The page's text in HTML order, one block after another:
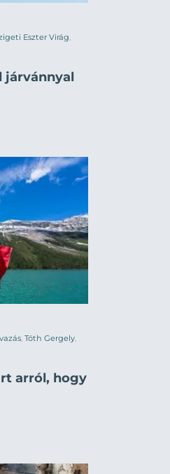
Eszter Virág
járvánnyal
, Tóth Gergely,
arról, hogy